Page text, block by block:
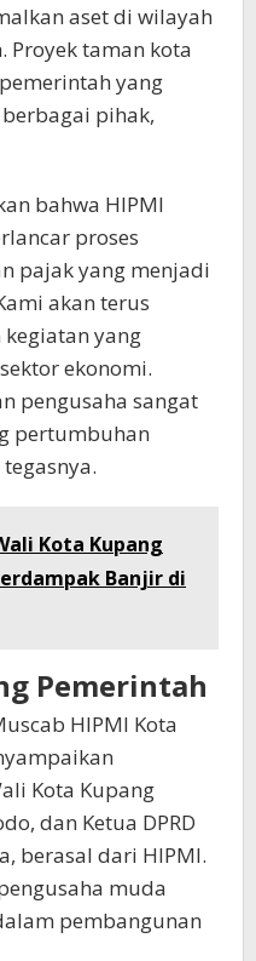
aset di wilayah
Proyek taman kota
yang
pihak,
bahwa HIPMI
proses
pajak yang menjadi
akan terus
yang
ekonomi.
pengusaha sangat
pertumbuhan
Kota Kupang
Banjir di
Pemerintah
HIPMI Kota
Kota Kupang
dan Ketua DPRD
berasal dari HIPMI.
muda
pembangunan